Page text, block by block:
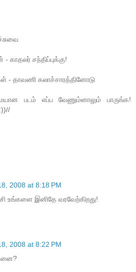
சந்திப்புக்கு!
- தாவணி கலாச்சாரத்தினோடு
படம் எப்ப வேணும்னாலும் பாருங்க!
2008 at 8:18 PM
உங்களை இனிதே வரவேற்கிறது!
2008 at 8:22 PM